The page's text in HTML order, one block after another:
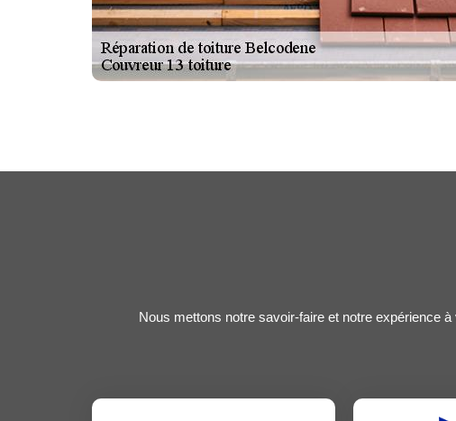
Nous mettons notre savoir-faire et notre expérience